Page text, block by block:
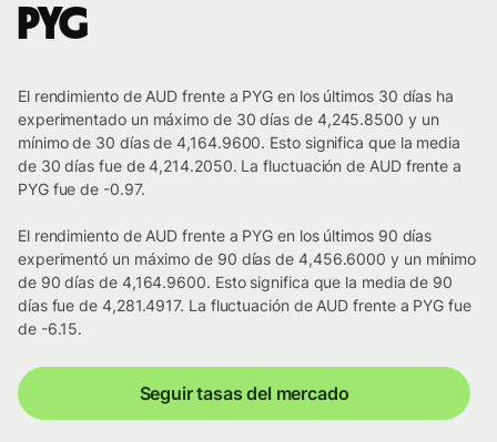
PYG
El rendimiento de AUD frente a PYG en los últimos 30 días ha
experimentado un máximo de 30 días de 4,245.8500 y un
mínimo de 30 días de 4,164.9600. Esto significa que la media
de 30 días fue de 4,214.2050. La fluctuación de AUD frente a
PYG fue de -0.97.
El rendimiento de AUD frente a PYG en los últimos 90 días
experimentó un máximo de 90 días de 4,456.6000 y un mínimo
de 90 días de 4,164.9600. Esto significa que la media de 90
días fue de 4,281.4917. La fluctuación de AUD frente a PYG fue
de -6.15.
Seguir tasas del mercado